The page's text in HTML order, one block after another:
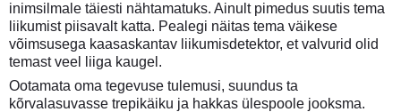
inimsilmale täiesti nähtamatuks. Ainult pimedus suutis tema
liikumist piisavalt katta. Pealegi näitas tema väikese
võimsusega kaasaskantav liikumisdetektor, et valvurid olid
temast veel liiga kaugel.
Ootamata oma tegevuse tulemusi, suundus ta
kõrvalasuvasse trepikäiku ja hakkas ülespoole jooksma.